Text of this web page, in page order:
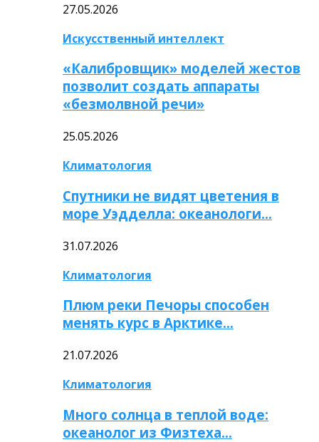
27.05.2026
Искусственный интеллект
«Калибровщик» моделей жестов
позволит создать аппараты
«безмолвной речи»
25.05.2026
Климатология
Спутники не видят цветения в
море Уэдделла: океанологи…
31.07.2026
Климатология
Плюм реки Печоры способен
менять курс в Арктике…
21.07.2026
Климатология
Много солнца в теплой воде:
океанолог из Физтеха…